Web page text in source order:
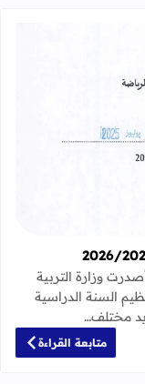
مقرر تنظيم السنة الدراسية
تنظيم السنة الدراسية 2026/2025 أصدرت وزارة التربية
السنة الدراسية
متابعة القراءة